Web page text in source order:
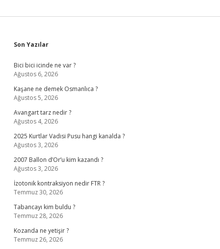
Sidebar
Son Yazılar
Bici bici icinde ne var ?
Ağustos 6, 2026
Kaşane ne demek Osmanlıca ?
Ağustos 5, 2026
Avangart tarz nedir ?
Ağustos 4, 2026
2025 Kurtlar Vadisi Pusu hangi kanalda ?
Ağustos 3, 2026
2007 Ballon d’Or’u kim kazandı ?
Ağustos 3, 2026
İzotonik kontraksiyon nedir FTR ?
Temmuz 30, 2026
Tabancayı kim buldu ?
Temmuz 28, 2026
Kozanda ne yetişir ?
Temmuz 26, 2026